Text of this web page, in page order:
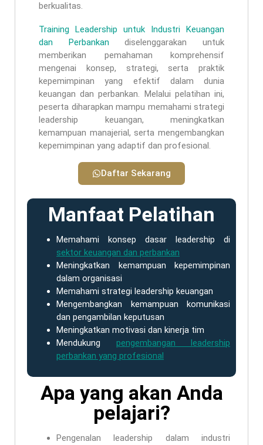
berkualitas.
Training Leadership untuk Industri Keuangan
dan Perbankan diselenggarakan untuk
memberikan pemahaman komprehensif
mengenai konsep, strategi, serta praktik
kepemimpinan yang efektif dalam dunia
keuangan dan perbankan. Melalui pelatihan ini,
peserta diharapkan mampu memahami strategi
leadership keuangan, meningkatkan
kemampuan manajerial, serta mengembangkan
kepemimpinan yang adaptif dan profesional.
Daftar Sekarang
Manfaat Pelatihan
Memahami konsep dasar leadership di
sektor keuangan dan perbankan
Meningkatkan kemampuan kepemimpinan
dalam organisasi
Memahami strategi leadership keuangan
Mengembangkan kemampuan komunikasi
dan pengambilan keputusan
Meningkatkan motivasi dan kinerja tim
Mendukung pengembangan leadership
perbankan yang profesional
Apa yang akan Anda
pelajari?
Pengenalan leadership dalam industri